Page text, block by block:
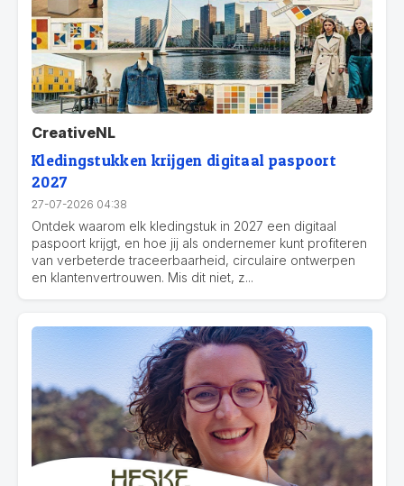
CreativeNL
Kledingstukken krijgen digitaal paspoort
2027
27-07-2026 04:38
Ontdek waarom elk kledingstuk in 2027 een digitaal
paspoort krijgt, en hoe jij als ondernemer kunt profiteren
van verbeterde traceerbaarheid, circulaire ontwerpen
en klantenvertrouwen. Mis dit niet, z...